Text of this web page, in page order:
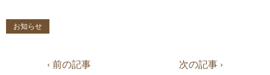
お知らせ
‹ 前の記事 次の記事 ›